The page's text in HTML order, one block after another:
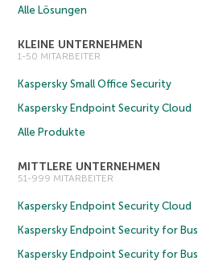
Alle Lösungen
KLEINE UNTERNEHMEN
1-50 MITARBEITER
Kaspersky Small Office Security
Kaspersky Endpoint Security Cloud
Alle Produkte
MITTLERE UNTERNEHMEN
51-999 MITARBEITER
Kaspersky Endpoint Security Cloud
Kaspersky Endpoint Security for
Kaspersky Endpoint Security for